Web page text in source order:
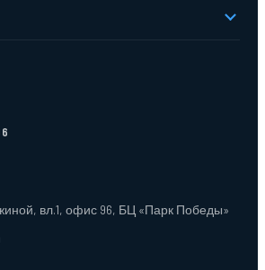
вл.1, офис 96, БЦ «Парк Победы»